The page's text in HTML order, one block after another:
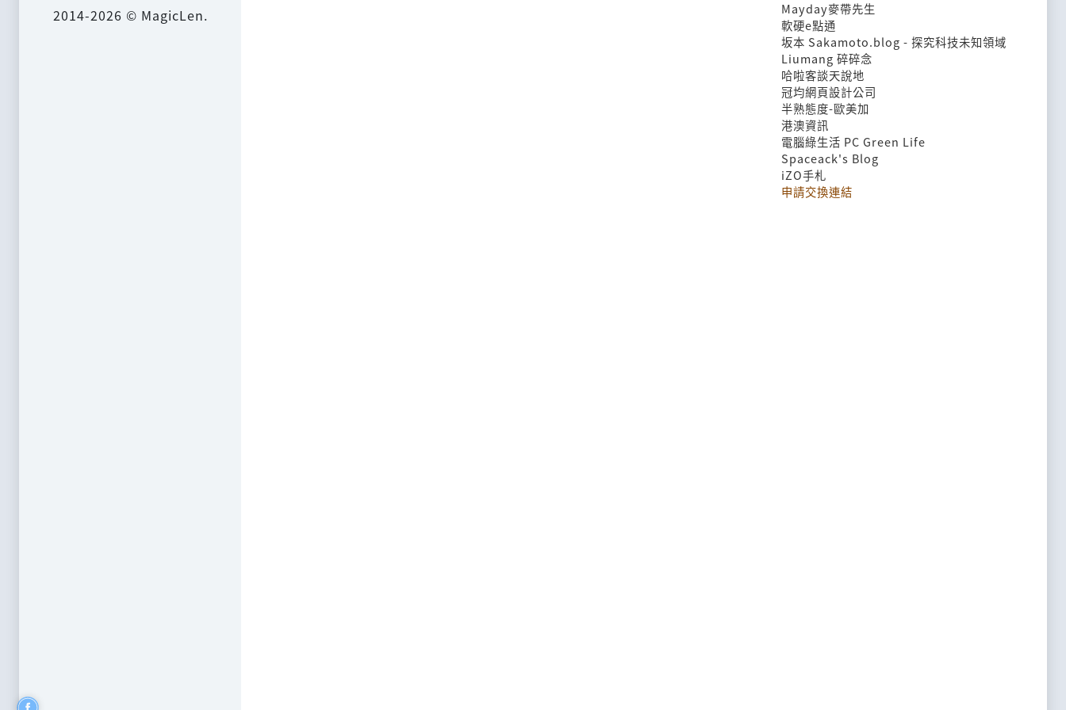
2014-2026 © MagicLen.
Mayday麥帶先生
軟硬e點通
坂本 Sakamoto.blog - 探究科技未知領域
Liumang 碎碎念
哈啦客談天說地
冠均網頁設計公司
半熟態度-歐美加
港澳資訊
電腦綠生活 PC Green Life
Spaceack's Blog
iZO手札
申請交換連結